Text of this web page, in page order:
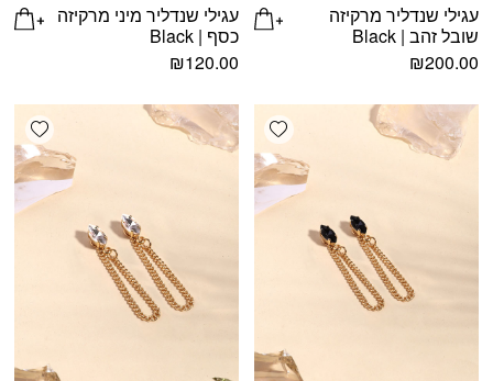
עגילי שנדליר מרקיזה
שובל זהב | Black
₪200.00
עגילי שנדליר מיני מרקיזה
כסף | Black
₪120.00
Add wishlist